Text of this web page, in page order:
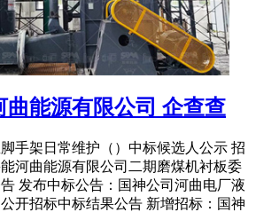
曲能源有限公司 企查查
手架日常维护（）中标候选人公示 招
河曲能源有限公司二期磨煤机衬板委
发布中标公告：国神公司河曲电厂液
开招标中标结果公告 新增招标：国神